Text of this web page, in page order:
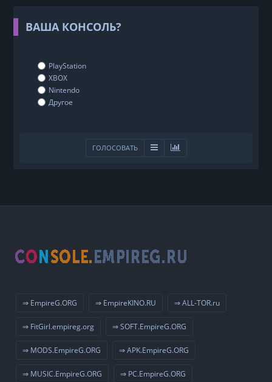
ВАША КОНСОЛЬ?
PlayStation
XBOX
Nintendo
Другое
ГОЛОСОВАТЬ
⇒ EmpireG.ORG ⇒ EmpireKINO.RU ⇒ ALL-TOR.ru
⇒ FitGirl.empireg.org ⇒ SOFT.EmpireG.ORG
⇒ MODS.EmpireG.ORG ⇒ APK.EmpireG.ORG
⇒ MUSIC.EmpireG.ORG ⇒ PC.EmpireG.ORG